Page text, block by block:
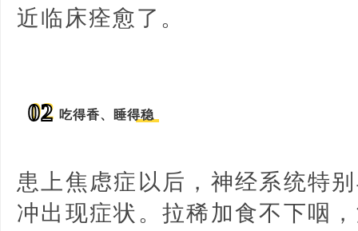
近临床痊愈了。
02 吃得香、睡得稳
患上焦虑症以后，神经系统特
冲出现症状。拉稀加食不下咽